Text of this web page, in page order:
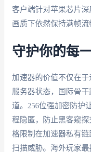
客户端针对苹果芯片
画质下依然保持满帧流
守护你的每
加速器的价值不仅在
服务器状态，国际骨
道。256位强加密防护
程隐匿，防止黑客窥
格限制在加速器私有
扫描威胁。海外玩家